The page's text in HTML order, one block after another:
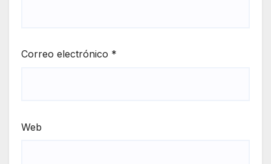
Correo electrónico *
Web